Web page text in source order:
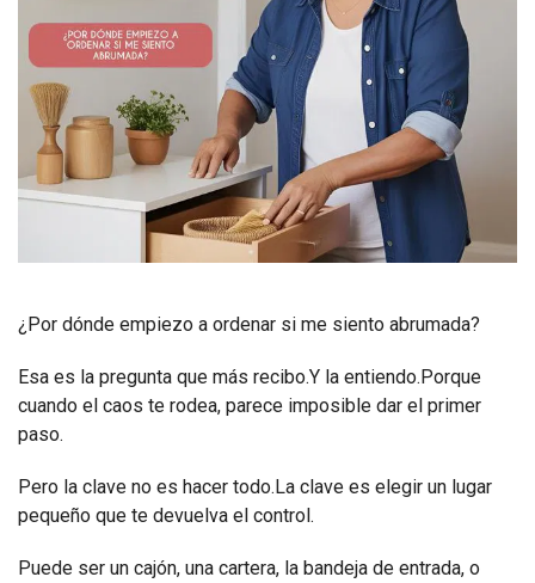
¿Por dónde empiezo a ordenar si me siento abrumada?
Esa es la pregunta que más recibo.Y la entiendo.Porque
cuando el caos te rodea, parece imposible dar el primer
paso.
Pero la clave no es hacer todo.La clave es elegir un lugar
pequeño que te devuelva el control.
Puede ser un cajón, una cartera, la bandeja de entrada, o